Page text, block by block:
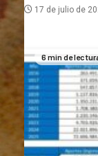
17 de julio de
6 min de